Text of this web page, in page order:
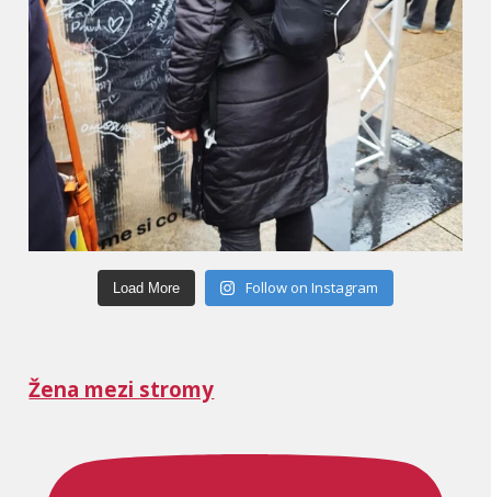
Load More Follow on Instagram
Žena mezi stromy